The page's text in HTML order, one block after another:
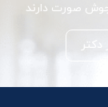
جوش صورت دارند
دکتر